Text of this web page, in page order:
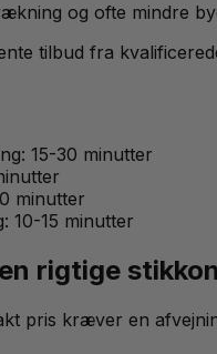
og ofte mindre
tilbud fra
15-30 minutter
minutter
10-15 minutter
rigtige
pris kræver en